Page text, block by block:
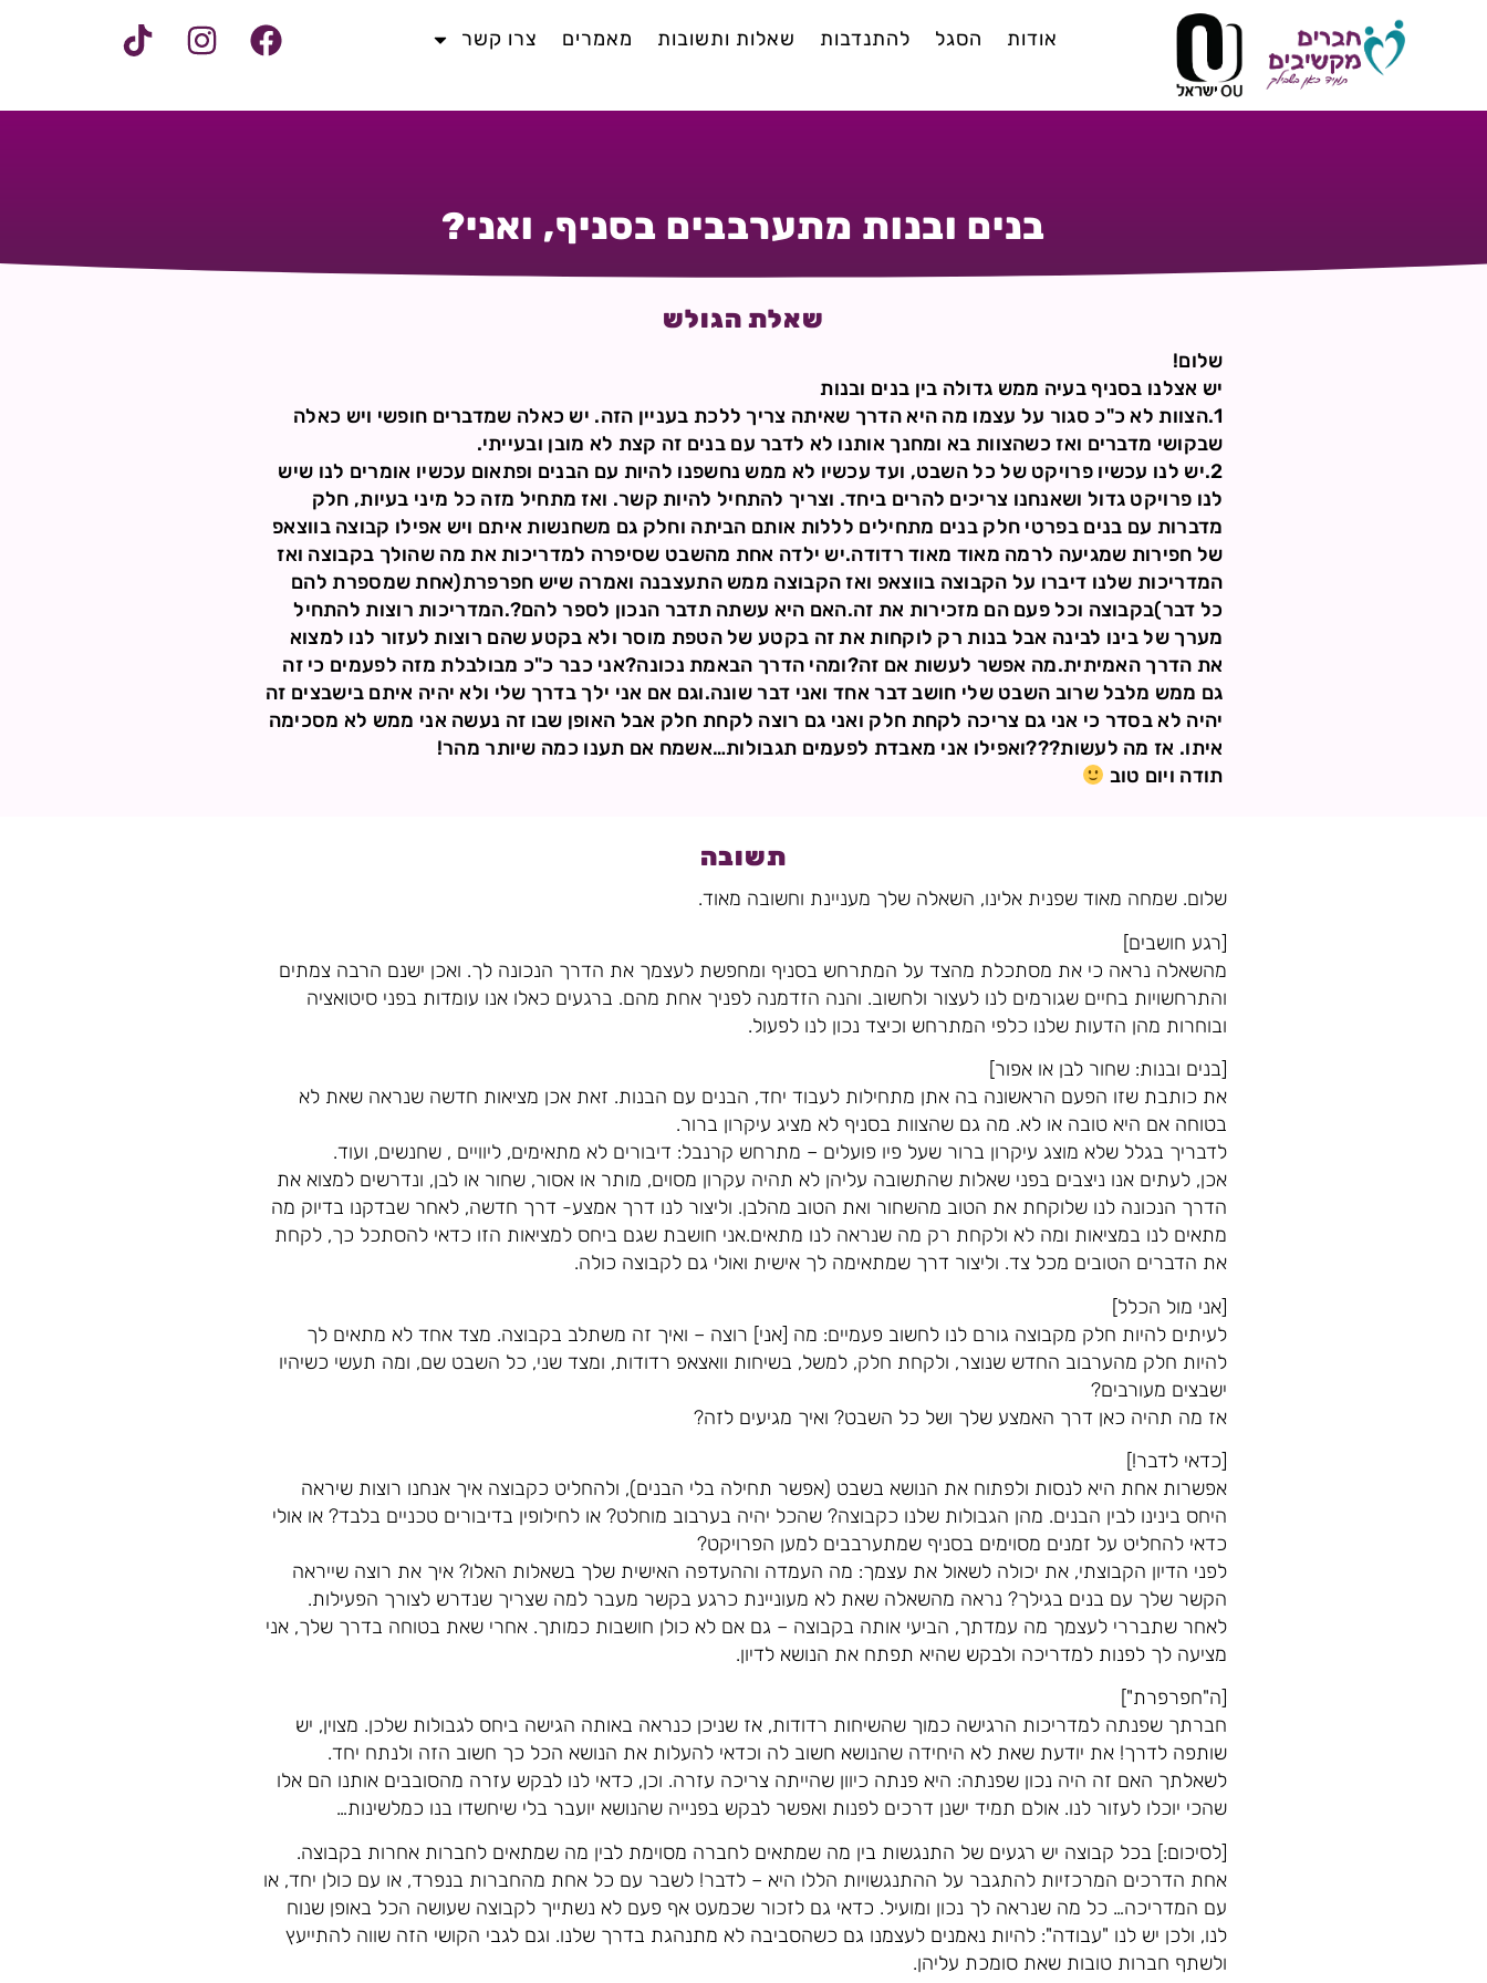
אודות הסגל להתנדבות שאלות ותשובות מאמרים צרו קשר
בנים ובנות מתערבבים בסניף, ואני?
שאלת הגולש
שלום!
יש אצלנו בסניף בעיה ממש גדולה בין בנים ובנות
1.הצוות לא כ"כ סגור על עצמו מה היא הדרך שאיתה צריך ללכת בעניין הזה. יש כאלה שמדברים חופשי ויש כאלה
שבקושי מדברים ואז כשהצוות בא ומחנך אותנו לא לדבר עם בנים זה קצת לא מובן ובעייתי.
2.יש לנו עכשיו פרויקט של כל השבט, ועד עכשיו לא ממש נחשפנו להיות עם הבנים ופתאום עכשיו אומרים לנו שיש
לנו פרויקט גדול ושאנחנו צריכים להרים ביחד. וצריך להתחיל להיות קשר. ואז מתחיל מזה כל מיני בעיות, חלק
מדברות עם בנים בפרטי חלק בנים מתחילים לללות אותם הביתה וחלק גם משחנשות איתם ויש אפילו קבוצה בווצאפ
של חפירות שמגיעה לרמה מאוד מאוד רדודה.יש ילדה אחת מהשבט שסיפרה למדריכות את מה שהולך בקבוצה ואז
המדריכות שלנו דיברו על הקבוצה בווצאפ ואז הקבוצה ממש התעצבנה ואמרה שיש חפרפרת(אחת שמספרת להם
כל דבר)בקבוצה וכל פעם הם מזכירות את זה.האם היא עשתה תדבר הנכון לספר להם?.המדריכות רוצות להתחיל
מערך של בינו לבינה אבל בנות רק לוקחות את זה בקטע של הטפת מוסר ולא בקטע שהם רוצות לעזור לנו למצוא
את הדרך האמיתית.מה אפשר לעשות אם זה?ומהי הדרך הבאמת נכונה?אני כבר כ"כ מבולבלת מזה לפעמים כי זה
גם ממש מלבל שרוב השבט שלי חושב דבר אחד ואני דבר שונה.וגם אם אני ילך בדרך שלי ולא יהיה איתם בישבצים זה
יהיה לא בסדר כי אני גם צריכה לקחת חלק ואני גם רוצה לקחת חלק אבל האופן שבו זה נעשה אני ממש לא מסכימה
איתו. אז מה לעשות???ואפילו אני מאבדת לפעמים תגבולות…אשמח אם תענו כמה שיותר מהר!
תודה ויום טוב
תשובה
שלום. שמחה מאוד שפנית אלינו, השאלה שלך מעניינת וחשובה מאוד.
[רגע חושבים]
מהשאלה נראה כי את מסתכלת מהצד על המתרחש בסניף ומחפשת לעצמך את הדרך הנכונה לך. ואכן ישנם הרבה צמתים
והתרחשויות בחיים שגורמים לנו לעצור ולחשוב. והנה הזדמנה לפניך אחת מהם. ברגעים כאלו אנו עומדות בפני סיטואציה
ובוחרות מהן הדעות שלנו כלפי המתרחש וכיצד נכון לנו לפעול.
[בנים ובנות: שחור לבן או אפור]
את כותבת שזו הפעם הראשונה בה אתן מתחילות לעבוד יחד, הבנים עם הבנות. זאת אכן מציאות חדשה שנראה שאת לא
בטוחה אם היא טובה או לא. מה גם שהצוות בסניף לא מציג עיקרון ברור.
לדבריך בגלל שלא מוצג עיקרון ברור שעל פיו פועלים – מתרחש קרנבל: דיבורים לא מתאימים, ליוויים , שחנשים, ועוד.
אכן, לעתים אנו ניצבים בפני שאלות שהתשובה עליהן לא תהיה עקרון מסוים, מותר או אסור, שחור או לבן, ונדרשים למצוא את
הדרך הנכונה לנו שלוקחת את הטוב מהשחור ואת הטוב מהלבן. וליצור לנו דרך אמצע- דרך חדשה, לאחר שבדקנו בדיוק מה
מתאים לנו במציאות ומה לא ולקחת רק מה שנראה לנו מתאים.אני חושבת שגם ביחס למציאות הזו כדאי להסתכל כך, לקחת
את הדברים הטובים מכל צד. וליצור דרך שמתאימה לך אישית ואולי גם לקבוצה כולה.
[אני מול הכלל]
לעיתים להיות חלק מקבוצה גורם לנו לחשוב פעמיים: מה [אני] רוצה – ואיך זה משתלב בקבוצה. מצד אחד לא מתאים לך
להיות חלק מהערבוב החדש שנוצר, ולקחת חלק, למשל, בשיחות וואצאפ רדודות, ומצד שני, כל השבט שם, ומה תעשי כשיהיו
ישבצים מעורבים?
אז מה תהיה כאן דרך האמצע שלך ושל כל השבט? ואיך מגיעים לזה?
[כדאי לדבר!]
אפשרות אחת היא לנסות ולפתוח את הנושא בשבט (אפשר תחילה בלי הבנים), ולהחליט כקבוצה איך אנחנו רוצות שיראה
היחס בינינו לבין הבנים. מהן הגבולות שלנו כקבוצה? שהכל יהיה בערבוב מוחלט? או לחילופין בדיבורים טכניים בלבד? או אולי
כדאי להחליט על זמנים מסוימים בסניף שמתערבבים למען הפרויקט?
לפני הדיון הקבוצתי, את יכולה לשאול את עצמך: מה העמדה וההעדפה האישית שלך בשאלות האלו? איך את רוצה שייראה
הקשר שלך עם בנים בגילך? נראה מהשאלה שאת לא מעוניינת כרגע בקשר מעבר למה שצריך שנדרש לצורך הפעילות.
לאחר שתבררי לעצמך מה עמדתך, הביעי אותה בקבוצה – גם אם לא כולן חושבות כמותך. אחרי שאת בטוחה בדרך שלך, אני
מציעה לך לפנות למדריכה ולבקש שהיא תפתח את הנושא לדיון.
[ה"חפרפרת"]
חברתך שפנתה למדריכות הרגישה כמוך שהשיחות רדודות, אז שניכן כנראה באותה הגישה ביחס לגבולות שלכן. מצוין, יש
שותפה לדרך! את יודעת שאת לא היחידה שהנושא חשוב לה וכדאי להעלות את הנושא הכל כך חשוב הזה ולנתח יחד.
לשאלתך האם זה היה נכון שפנתה: היא פנתה כיוון שהייתה צריכה עזרה. וכן, כדאי לנו לבקש עזרה מהסובבים אותנו הם אלו
שהכי יוכלו לעזור לנו. אולם תמיד ישנן דרכים לפנות ואפשר לבקש בפנייה שהנושא יועבר בלי שיחשדו בנו כמלשינות…
[לסיכום:] בכל קבוצה יש רגעים של התנגשות בין מה שמתאים לחברה מסוימת לבין מה שמתאים לחברות אחרות בקבוצה.
אחת הדרכים המרכזיות להתגבר על ההתנגשויות הללו היא – לדבר! לשבר עם כל אחת מהחברות בנפרד, או עם כולן יחד, או
עם המדריכה… כל מה שנראה לך נכון ומועיל. כדאי גם לזכור שכמעט אף פעם לא נשתייך לקבוצה שעושה הכל באופן שנוח
לנו, ולכן יש לנו "עבודה": להיות נאמנים לעצמנו גם כשהסביבה לא מתנהגת בדרך שלנו. וגם לגבי הקושי הזה שווה להתייעץ
ולשתף חברות טובות שאת סומכת עליהן.